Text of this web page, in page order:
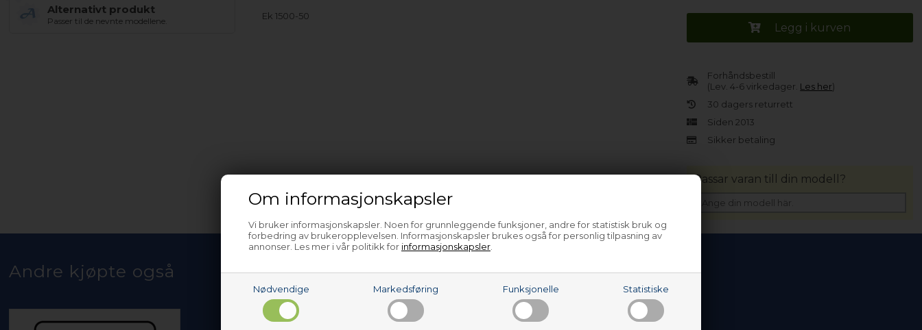
Om informasjonskapsler
Vi bruker informasjonskapsler. Noen for grunnleggende funksjoner, andre for statistisk bruk og
forbedring av brukeropplevelsen. Informasjonskapsler brukes også for personlig tilpasning av
annonser. Les mer i vår politikk for informasjonskapsler
Nødvendige Markedsføring Funksjonelle Statistiske
Alternativt produkt
Passer til de nevnte modellene. Ek 1500-50
Legg i kurven
Forhåndsbestill
(Lev. 4-6 virkedager. Les her)
30 dagers returrett
Siden 2013
Sikker betaling
Passar varan till din modell?
Andre kjøpte også